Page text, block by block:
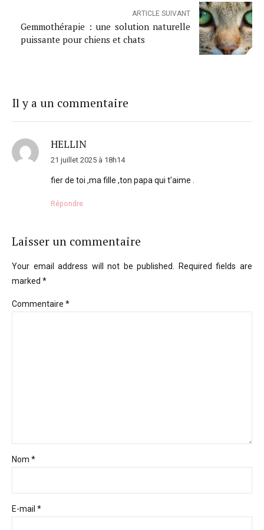
ARTICLE SUIVANT
Gemmothérapie : une solution naturelle
puissante pour chiens et chats
Il y a un commentaire
HELLIN
21 juillet 2025 à 18h14
fier de toi ,ma fille ,ton papa qui t’aime .
Répondre
Laisser un commentaire
Your email address will not be published. Required fields are
marked *
Commentaire *
Nom *
E-mail *